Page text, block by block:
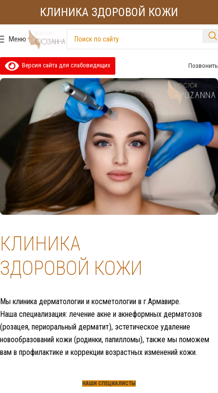
КЛИНИКА ЗДОРОВОЙ КОЖИ
Меню
Версия сайта для слабовидящих Позвонить
КЛИНИКА
ЗДОРОВОЙ КОЖИ
Мы клиника дерматологии и косметологии в г.Армавире.
Наша специализация: лечение акне и акнеформных дерматозов
(розацея, периоральный дерматит), эстетическое удаление
новообразований кожи (родинки, папилломы), также мы поможем
вам в профилактике и коррекции возрастных изменений кожи.
НАШИ СПЕЦИАЛИСТЫ